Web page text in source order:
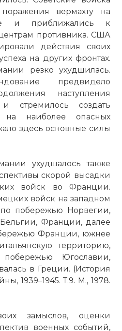
вермахту на
и приближались к
противника. США
действия своих
на других фронтах.
резко ухудшилась.
предвидело
наступления
стремилось создать
наиболее опасных
здесь основные силы
ухудшалось также
скорой высадки
войск во Франции.
войск на западном
побережью Норвегии,
Франции, далее
Франции, южнее
территорию,
Югославии,
в Греции. (История
1939–1945. Т.9. М., 1978.
замыслов, оценки
военных событий,